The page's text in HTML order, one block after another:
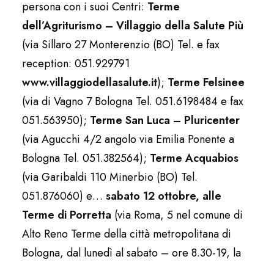
persona con i suoi Centri: Terme
dell’Agriturismo – Villaggio della Salute Più
(via Sillaro 27 Monterenzio (BO) Tel. e fax
reception: 051.929791
www.villaggiodellasalute.it); Terme Felsinee
(via di Vagno 7 Bologna Tel. 051.6198484 e fax
051.563950); Terme San Luca – Pluricenter
(via Agucchi 4/2 angolo via Emilia Ponente a
Bologna Tel. 051.382564); Terme Acquabios
(via Garibaldi 110 Minerbio (BO) Tel.
051.876060) e… sabato 12 ottobre, alle
Terme di Porretta (via Roma, 5 nel comune di
Alto Reno Terme della città metropolitana di
Bologna, dal lunedì al sabato – ore 8.30-19, la